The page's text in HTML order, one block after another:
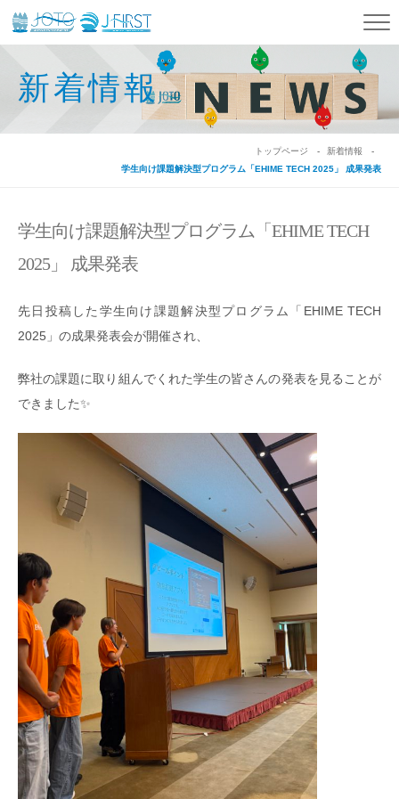
新着情報
トップページ
新着情報
学生向け課題解決型プログラム「EHIME TECH 2025」 成果発表
学生向け課題解決型プログラム「EHIME TECH
2025」 成果発表
先日投稿した学生向け課題解決型プログラム「EHIME TECH
2025」の成果発表会が開催され、
弊社の課題に取り組んでくれた学生の皆さんの発表を見ることが
できました✨